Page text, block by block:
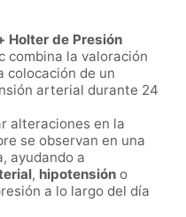
Holter de Presión
combina la valoración
colocación de un
arterial durante 24
alteraciones en la
se observan en una
ayudando a
, hipotensión o
a lo largo del día